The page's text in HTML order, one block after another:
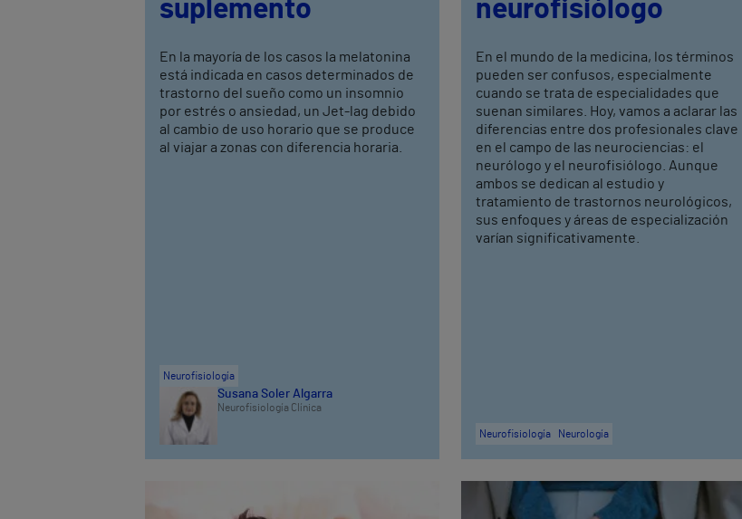
suplemento
En la mayoría de los casos la melatonina
está indicada en casos determinados de
trastorno del sueño como un insomnio
por estrés o ansiedad, un Jet-lag debido
al cambio de uso horario que se produce
al viajar a zonas con diferencia horaria.
Neurofisiología
Susana Soler Algarra
Neurofisiología Clínica
neurofisiólogo
En el mundo de la medicina, los términos
pueden ser confusos, especialmente
cuando se trata de especialidades que
suenan similares. Hoy, vamos a aclarar las
diferencias entre dos profesionales clave
en el campo de las neurociencias: el
neurólogo y el neurofisiólogo. Aunque
ambos se dedican al estudio y
tratamiento de trastornos neurológicos,
sus enfoques y áreas de especialización
varían significativamente.
Neurofisiología Neurología